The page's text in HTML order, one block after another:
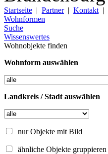
Startseite | Partner| Kontakt |
Wohnformen
Suche
Wissenswertes
Wohnobjekte finden
Wohnform auswählen
Landkreis / Stadt auswählen
nur Objekte mit Bild
ähnliche Objekte gruppieren